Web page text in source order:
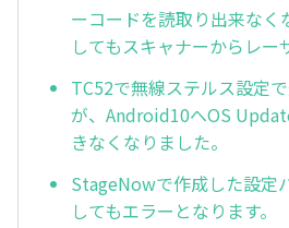
ーコードを読取り出来なく
してもスキャナーからレー
TC52で無線ステルス設定
が、Android10へOS
きなくなりました。
StageNowで作成した設定
してもエラーとなります。